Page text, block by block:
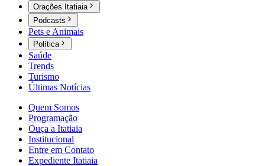
Orações Itatiaia
Podcasts
Pets e Animais
Política
Saúde
Trends
Turismo
Últimas Notícias
Quem Somos
Programação
Ouça a Itatiaia
Institucional
Entre em Contato
Expediente Itatiaia